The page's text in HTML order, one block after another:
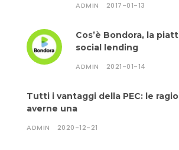
ADMIN 2017-01-13
Cos’è Bondora, la
social lending
ADMIN 2021-01-14
Tutti i vantaggi della PEC: le
averne una
ADMIN 2020-12-21